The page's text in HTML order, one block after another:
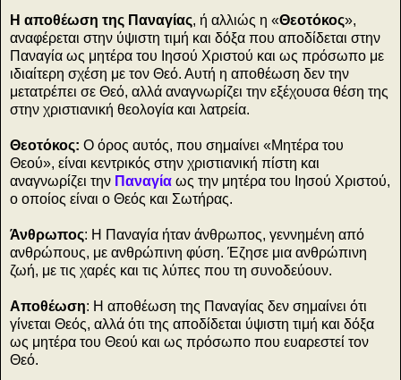
Η αποθέωση της Παναγίας, ή αλλιώς η «Θεοτόκος»,
αναφέρεται στην ύψιστη τιμή και δόξα που αποδίδεται στην
Παναγία ως μητέρα του Ιησού Χριστού και ως πρόσωπο με
ιδιαίτερη σχέση με τον Θεό. Αυτή η αποθέωση δεν την
μετατρέπει σε Θεό, αλλά αναγνωρίζει την εξέχουσα θέση της
στην χριστιανική θεολογία και λατρεία.
Θεοτόκος: Ο όρος αυτός, που σημαίνει «Μητέρα του
Θεού», είναι κεντρικός στην χριστιανική πίστη και
αναγνωρίζει την Παναγία ως την μητέρα του Ιησού Χριστού,
ο οποίος είναι ο Θεός και Σωτήρας.
Άνθρωπος: Η Παναγία ήταν άνθρωπος, γεννημένη από
ανθρώπους, με ανθρώπινη φύση. Έζησε μια ανθρώπινη
ζωή, με τις χαρές και τις λύπες που τη συνοδεύουν.
Αποθέωση: Η αποθέωση της Παναγίας δεν σημαίνει ότι
γίνεται Θεός, αλλά ότι της αποδίδεται ύψιστη τιμή και δόξα
ως μητέρα του Θεού και ως πρόσωπο που ευαρεστεί τον
Θεό.